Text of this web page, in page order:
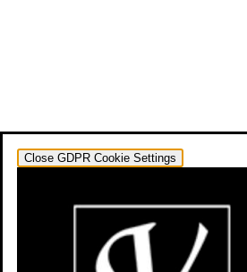
Close GDPR Cookie Settings